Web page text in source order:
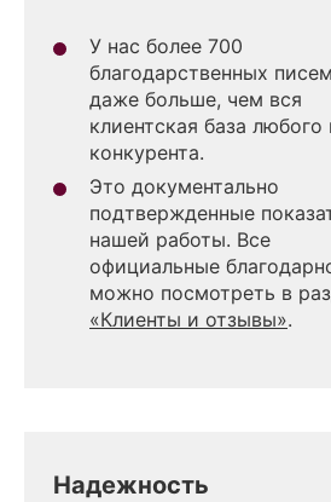
У нас более 700
благодарственных
даже больше, чем вся
клиентская база любого
конкурента.
Это документально
подтвержденные
нашей работы. Все
официальные
можно посмотреть в
«Клиенты и отзывы».
Надежность